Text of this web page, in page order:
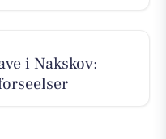
i Nakskov: